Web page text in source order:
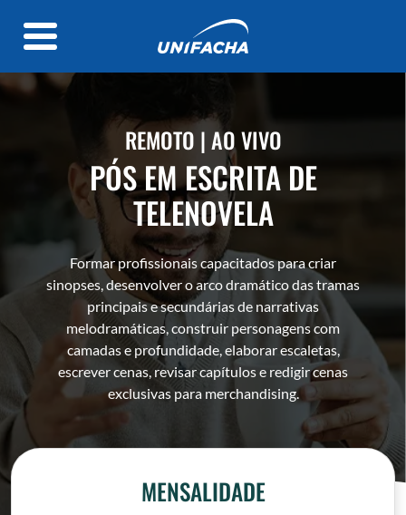
REMOTO | AO VIVO
PÓS EM ESCRITA DE
TELENOVELA
Formar profissionais capacitados para criar
sinopses, desenvolver o arco dramático das tramas
principais e secundárias de narrativas
melodramáticas, construir personagens com
camadas e profundidade, elaborar escaletas,
escrever cenas, revisar capítulos e redigir cenas
exclusivas para merchandising.
MENSALIDADE